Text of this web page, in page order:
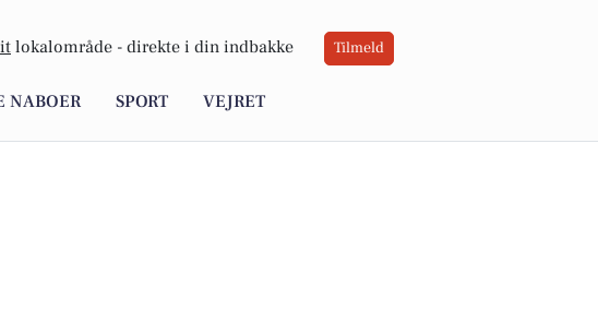
lokalområde - direkte i din indbakke Tilmeld
NABOER SPORT VEJRET